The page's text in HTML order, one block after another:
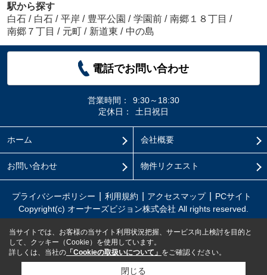
駅から探す
白石 / 白石 / 平岸 / 豊平公園 / 学園前 / 南郷１８丁目 /
南郷７丁目 / 元町 / 新道東 / 中の島
電話でお問い合わせ
営業時間：
9:30～18:30
定休日：
土日祝日
ホーム 会社概要
お問い合わせ 物件リクエスト
プライバシーポリシー 利用規約 アクセスマップ
PCサイト
Copyright(c) オーナーズビジョン株式会社 All rights reserved.
当サイトでは、お客様の当サイト利用状況把握、サービス向上検討を目的と
して、クッキー（Cookie）を使用しています。
詳しくは、当社の 「Cookieの取扱いについて」 をご確認ください。
閉じる